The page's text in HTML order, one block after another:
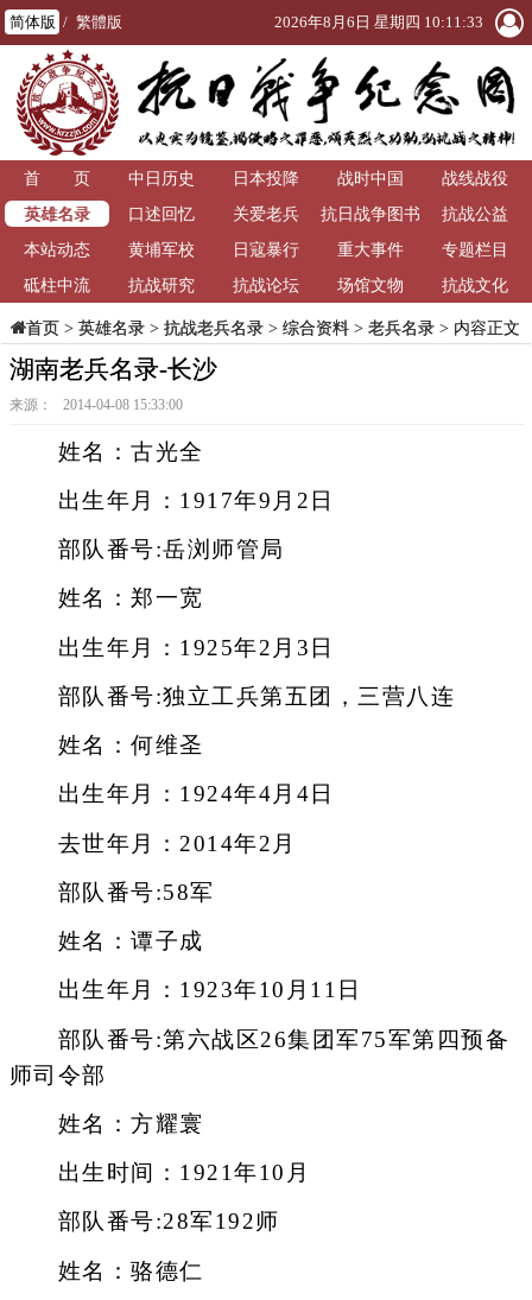
简体版 / 繁體版 2026年8月6日 星期四 10:11:34
首 页 中日历史 日本投降 战时中国
战线战役
英雄名录
口述回忆 关爱老兵
抗日战争图书
馆
抗战公益
本站动态
黄埔军校 日寇暴行 重大事件
专题栏目
砥柱中流
抗战研究 抗战论坛 场馆文物 抗战文化
首页> 英雄名录> 抗战老兵名录> 综合资料> 老兵名录> 内容正文
湖南老兵名录-长沙
来源： 2014-04-08 15:33:00
姓名：古光全
出生年月：1917年9月2日
部队番号:岳浏师管局
姓名：郑一宽
出生年月：1925年2月3日
部队番号:独立工兵第五团，三营八连
姓名：何维圣
出生年月：1924年4月4日
去世年月：2014年2月
部队番号:58军
姓名：谭子成
出生年月：1923年10月11日
部队番号:第六战区26集团军75军第四预备
师司令部
姓名：方耀寰
出生时间：1921年10月
部队番号:28军192师
姓名：骆德仁